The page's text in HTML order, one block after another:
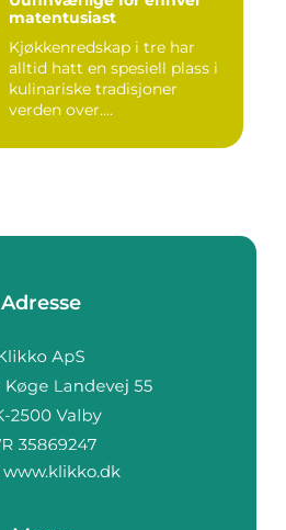
matentusiast
Kjøkkenredskap i tre har
alltid hatt en spesiell plass i
kulinariske tradisjoner
verden over....
Adresse
www.klikko.dk